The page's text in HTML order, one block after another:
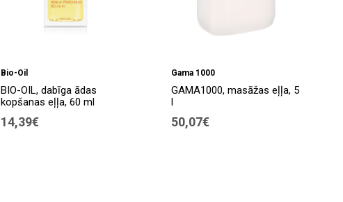
Bio-Oil
BIO-OIL, dabīga ādas
kopšanas eļļa, 60 ml
14,39€
Gama 1000
GAMA1000, masāžas eļļa, 5
l
50,07€